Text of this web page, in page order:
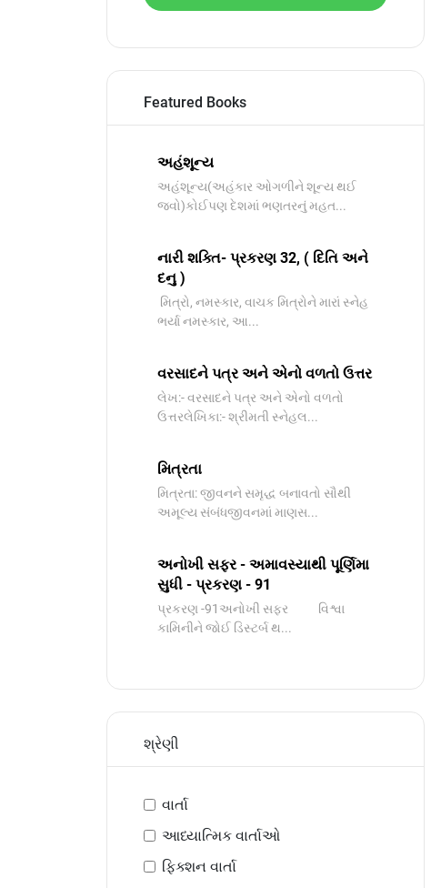
Featured Books
અહંશૂન્ય
અહંશૂન્ય(અહંકાર ઓગળીને શૂન્ય થઈ
જવો)કોઈપણ દેશમાં ભણતરનું મહત...
નારી શક્તિ- પ્રકરણ 32, ( દિતિ અને
દનુ )
મિત્રો, નમસ્કાર, વાચક મિત્રોને મારાં સ્નેહ
ભર્યા નમસ્કાર, આ...
વરસાદને પત્ર અને એનો વળતો ઉત્તર
લેખ:- વરસાદને પત્ર અને એનો વળતો
ઉત્તરલેખિકા:- શ્રીમતી સ્નેહલ...
મિત્રતા
મિત્રતા: જીવનને સમૃદ્ધ બનાવતો સૌથી
અમૂલ્ય સંબંધજીવનમાં માણસ...
અનોખી સફર - અમાવસ્યાથી પૂર્ણિમા
સુધી - પ્રકરણ - 91
પ્રકરણ -91અનોખી સફર વિશ્વા
કામિનીને જોઈ ડિસ્ટર્બ થ...
શ્રેણી
વાર્તા
આધ્યાત્મિક વાર્તાઓ
ફિક્શન વાર્તા